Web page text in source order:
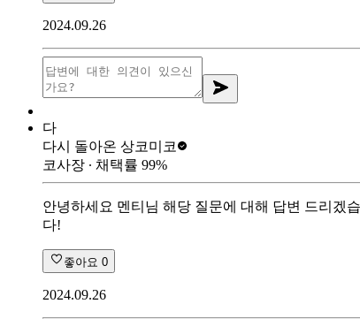
2024.09.26
다
다시 돌아온 상코미코
코사장 ∙ 채택률 99%
안녕하세요 멘티님 해당 질문에 대해 답변 드리겠
다!
좋아요 0
2024.09.26